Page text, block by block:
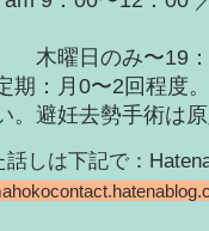
のみ〜19：
期：月0〜2回程度
。 避妊去勢手術は
話しは下記で：